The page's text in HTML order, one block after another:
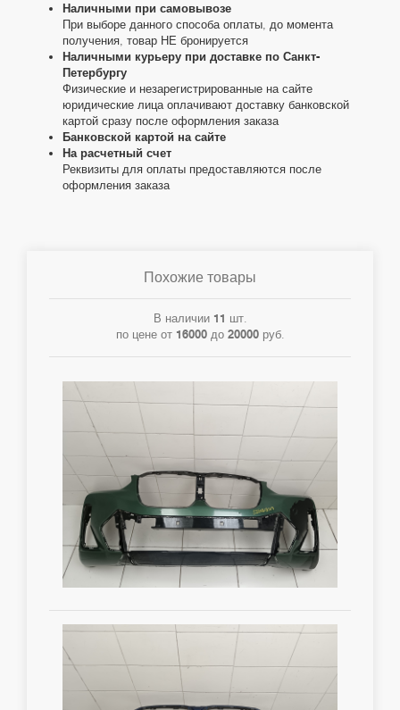
Наличными при самовывозе
При выборе данного способа оплаты, до момента
получения, товар НЕ бронируется
Наличными курьеру при доставке по Санкт-
Петербургу
Физические и незарегистрированные на сайте
юридические лица оплачивают доставку банковской
картой сразу после оформления заказа
Банковской картой на сайте
На расчетный счет
Реквизиты для оплаты предоставляются после
оформления заказа
Похожие товары
В наличии 11 шт.
по цене от 16000до 20000руб.